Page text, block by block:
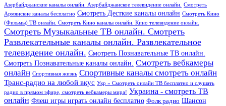
Азербайджанские каналы онлайн. Азербайджанское телевидение онлайн.
Смотреть
Армянские каналы бесплатно Смотреть Десткие каналы онлайн Смотреть Кино
(Фильмы) ТВ онлайн. Смотреть Кино каналы онлайн. Кино телевидение онлайн.
Смотреть Музыкальные ТВ онлайн. Смотреть
Развлекательные каналы онлайн. Развлекательное
телевидение онлайн. Смотреть Познавательные ТВ онлайн.
Смотреть Познавательные каналы онлайн. Смотреть вебкамеры
онлайн Спортивная жизнь Спортивные каналы смотреть онлайн
Транс-радио на любой вкус Укр » Смотреть онлайн ТВ бесплатно и слушать
радио в прямом эфире, смотреть вебкамеры мира! Украина - смотреть ТВ
онлайн Флеш игры играть онлайн бесплатно Фолк радио Шансон